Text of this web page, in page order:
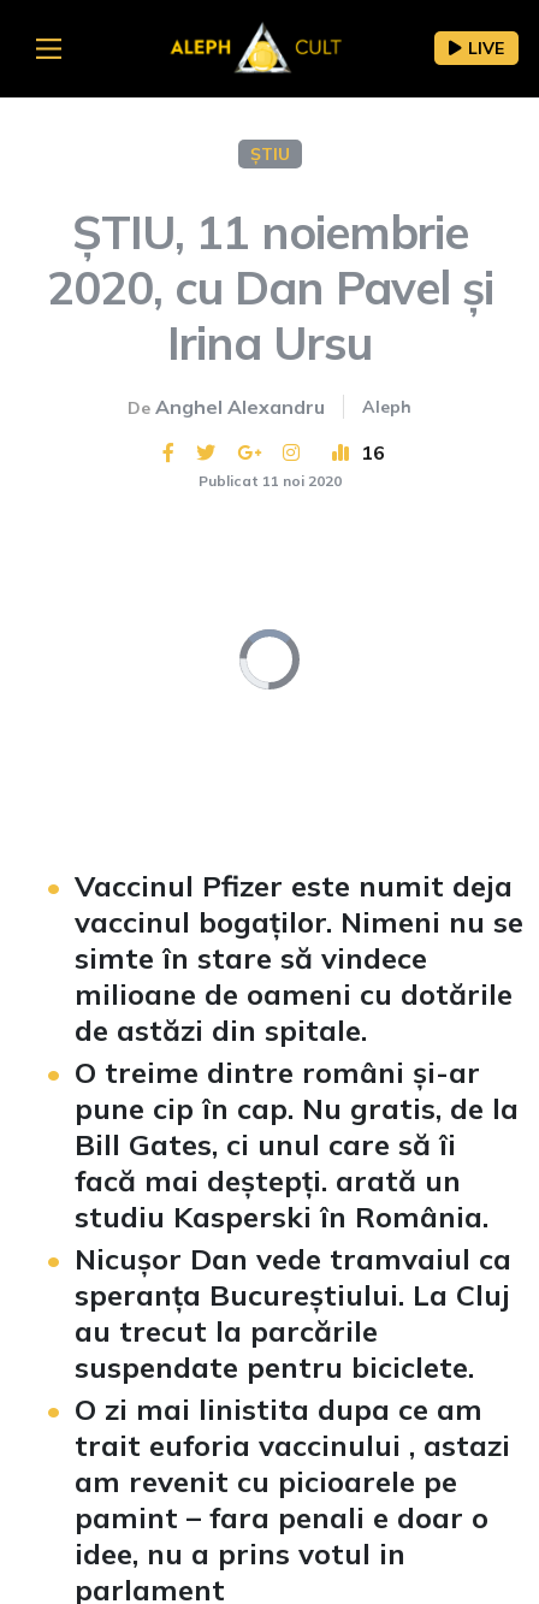
LIVE
ȘTIU
ȘTIU, 11 noiembrie
2020, cu Dan Pavel și
Irina Ursu
De Anghel Alexandru Aleph
16
Publicat 11 noi 2020
Video
Player
is
loading.
Vaccinul Pfizer este numit deja
vaccinul bogaților. Nimeni nu se
simte în stare să vindece
milioane de oameni cu dotările
de astăzi din spitale.
O treime dintre români și-ar
pune cip în cap. Nu gratis, de la
Bill Gates, ci unul care să îi
facă mai deștepți. arată un
studiu Kasperski în România.
Nicușor Dan vede tramvaiul ca
speranța Bucureștiului. La Cluj
au trecut la parcările
suspendate pentru biciclete.
O zi mai linistita dupa ce am
trait euforia vaccinului , astazi
am revenit cu picioarele pe
pamint – fara penali e doar o
idee, nu a prins votul in
parlament